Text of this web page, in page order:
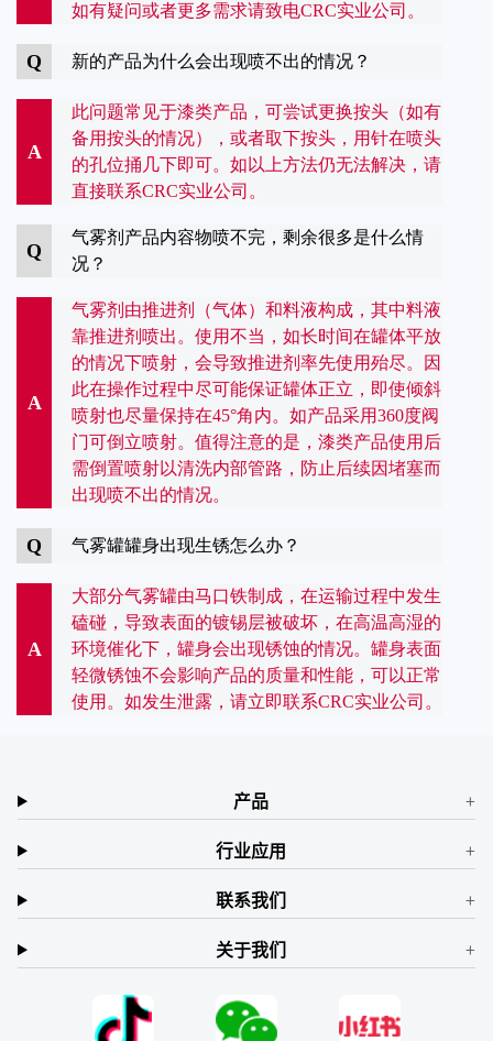
如有疑问或者更多需求请致电CRC实业公司。
Q 新的产品为什么会出现喷不出的情况？
A
此问题常见于漆类产品，可尝试更换按头（如有
备用按头的情况），或者取下按头，用针在喷头
的孔位捅几下即可。如以上方法仍无法解决，请
直接联系CRC实业公司。
Q
气雾剂产品内容物喷不完，剩余很多是什么情
况？
A
气雾剂由推进剂（气体）和料液构成，其中料液
靠推进剂喷出。使用不当，如长时间在罐体平放
的情况下喷射，会导致推进剂率先使用殆尽。因
此在操作过程中尽可能保证罐体正立，即使倾斜
喷射也尽量保持在45°角内。如产品采用360度阀
门可倒立喷射。值得注意的是，漆类产品使用后
需倒置喷射以清洗内部管路，防止后续因堵塞而
出现喷不出的情况。
Q 气雾罐罐身出现生锈怎么办？
A
大部分气雾罐由马口铁制成，在运输过程中发生
磕碰，导致表面的镀锡层被破坏，在高温高湿的
环境催化下，罐身会出现锈蚀的情况。罐身表面
轻微锈蚀不会影响产品的质量和性能，可以正常
使用。如发生泄露，请立即联系CRC实业公司。
产品
行业应用
联系我们
关于我们